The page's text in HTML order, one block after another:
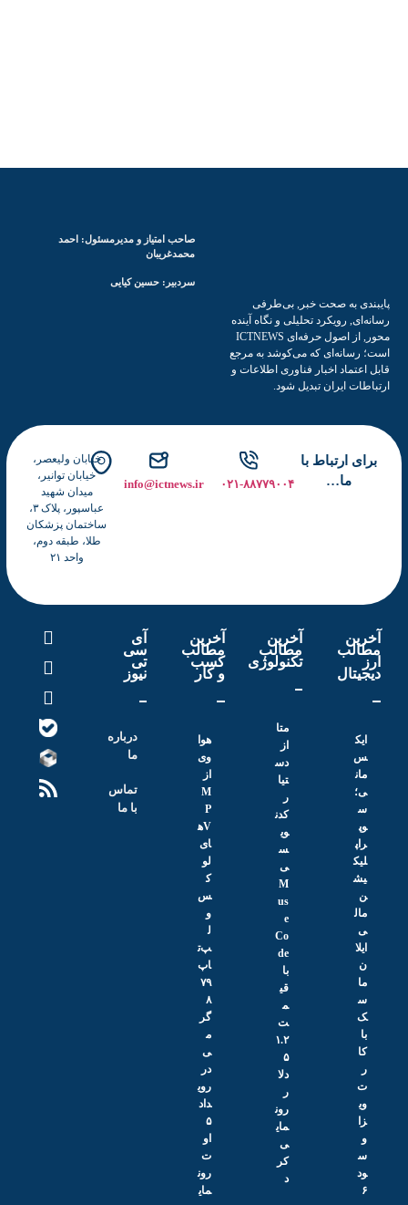
پایبندی به صحت خبر, بی‌طرفی
رسانه‌ای, رویکرد تحلیلی و نگاه آینده
محور, از اصول حرفه‌ای ICTNEWS
است؛ رسانه‌ای که می‌کوشد به مرجع
قابل اعتماد اخبار فناوری اطلاعات و
ارتباطات ایران تبدیل شود.
صاحب امتیاز و مدیرمسئول: احمد
محمدغریبان
سردبیر: حسین کیایی
برای ارتباط با
ما…
۰۲۱-۸۸۷۷۹۰۰۴ info@ictnews.ir
خیابان ولیعصر،
خیابان توانیر،
میدان شهید
عباسپور، پلاک ۳،
ساختمان پزشکان
طلا، طبقه دوم،
واحد ۲۱
آخرین
مطالب
ارز
دیجیتال
ایک
س
مان
ی؛
س
وپ
راپ
لیک
یش
ن
مال
ی
ایلا
ن
ما
س
ک
با
کا
ر
ت
وی
زا
و
س
ود
۶
آخرین
مطالب
تکنولوژی
متا
از
دس
تیا
ر
کدن
وی
س
ی
M
us
e
Co
de
با
قی
م
ت
۱.۲
۵
دلا
ر
رون
مای
ی
کر
د
آخرین
مطالب
کسب
و کار
هوا
وی
از
M
P
Vه
ای
لو
ک
س
و
ل
پ‌ت
اپ
۷۹
۸
گر
م
ی
در
روی
داد
۵
او
ت
رون
مای
آی
سی
تی
نیوز
درباره
ما
تماس
با ما